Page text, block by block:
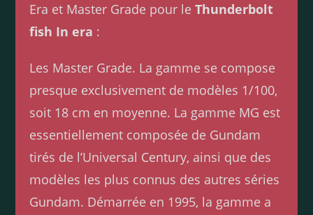
Era et Master Grade pour le Thunderbolt
fish In era :
Les Master Grade. La gamme se compose
presque exclusivement de modèles 1/100,
soit 18 cm en moyenne. La gamme MG est
essentiellement composée de Gundam
tirés de l’Universal Century, ainsi que des
modèles les plus connus des autres séries
Gundam. Démarrée en 1995, la gamme a